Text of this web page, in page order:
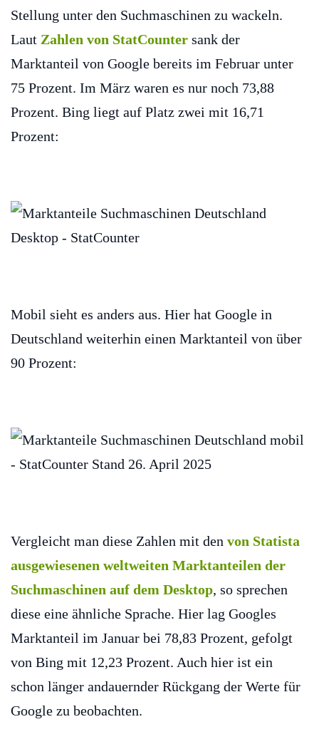
Stellung unter den Suchmaschinen zu wackeln.
Laut Zahlen von StatCounter sank der
Marktanteil von Google bereits im Februar unter
75 Prozent. Im März waren es nur noch 73,88
Prozent. Bing liegt auf Platz zwei mit 16,71
Prozent:
Mobil sieht es anders aus. Hier hat Google in
Deutschland weiterhin einen Marktanteil von über
90 Prozent:
Vergleicht man diese Zahlen mit den von Statista
ausgewiesenen weltweiten Marktanteilen der
Suchmaschinen auf dem Desktop, so sprechen
diese eine ähnliche Sprache. Hier lag Googles
Marktanteil im Januar bei 78,83 Prozent, gefolgt
von Bing mit 12,23 Prozent. Auch hier ist ein
schon länger andauernder Rückgang der Werte für
Google zu beobachten.